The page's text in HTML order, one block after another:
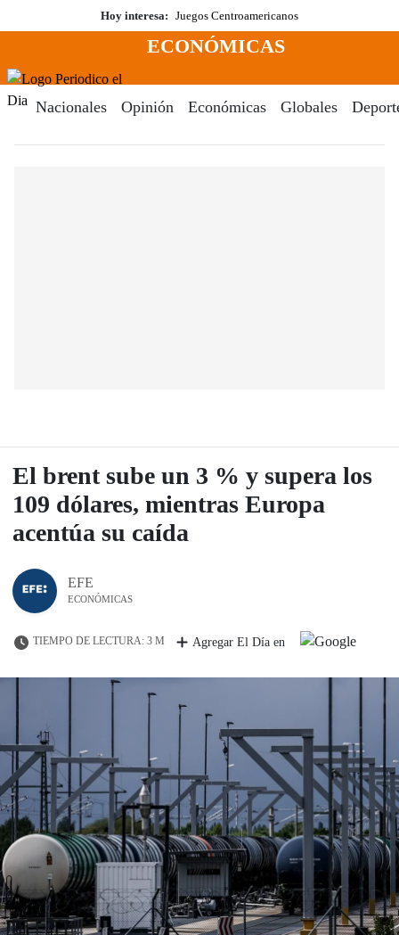
al
Hoy interesa: Juegos Centroamericanos
Menú
ECONÓMICAS
Nacionales Opinión Económicas Globales
El brent sube un 3 % y supera los
109 dólares, mientras Europa
acentúa su caída
EFE
ECONÓMICAS
TIEMPO DE LECTURA: 3 M Agregar El Día en